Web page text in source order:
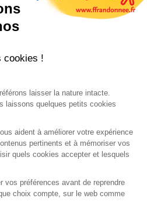
des données
de confidentialité
cookies !
laisser la nature intacte.
laissons quelques petits cookies
aident à améliorer votre expérience
pertinents et à mémoriser vos
quels cookies accepter et lesquels
vos préférences avant de reprendre
choix compte, sur le web comme